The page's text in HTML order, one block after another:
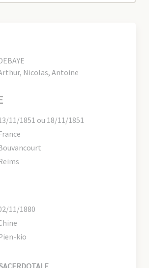
Nicolas, Antoine
11/1851 ou 18/11/1851
11/1880
kio